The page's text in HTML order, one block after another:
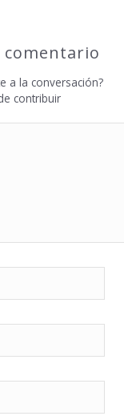
comentario
a la conversación?
contribuir
El error